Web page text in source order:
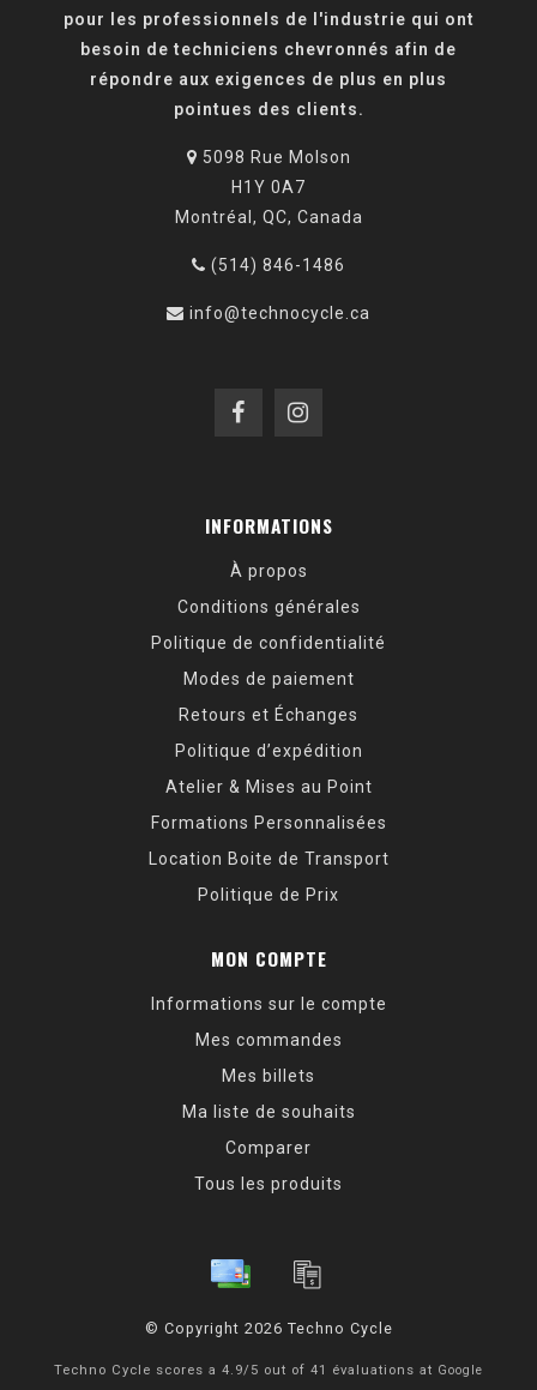
pour les professionnels de l'industrie qui ont
besoin de techniciens chevronnés afin de
répondre aux exigences de plus en plus
pointues des clients.
5098 Rue Molson
H1Y 0A7
Montréal, QC, Canada
(514) 846-1486
info@technocycle.ca
INFORMATIONS
À propos
Conditions générales
Politique de confidentialité
Modes de paiement
Retours et Échanges
Politique d’expédition
Atelier & Mises au Point
Formations Personnalisées
Location Boite de Transport
Politique de Prix
MON COMPTE
Informations sur le compte
Mes commandes
Mes billets
Ma liste de souhaits
Comparer
Tous les produits
© Copyright 2026 Techno Cycle
Techno Cycle scores a 4.9/ 5 out of 41 évaluations at Google